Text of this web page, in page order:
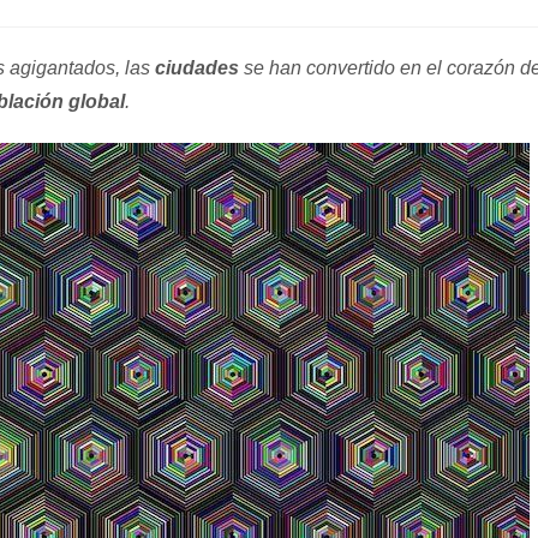
agigantados, las ciudades se han convertido en el corazón
global.